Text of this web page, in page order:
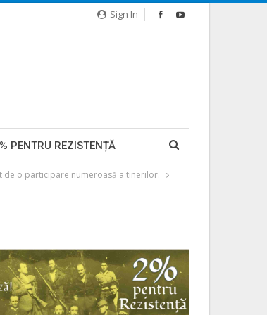
Sign In
PENTRU REZISTENȚĂ
de o participare numeroasă a tinerilor.